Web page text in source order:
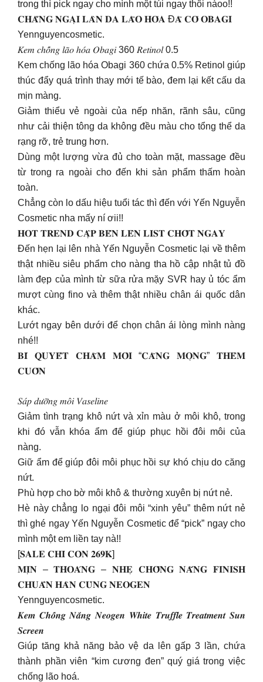
trong thì pick ngay cho mình một túi ngay thôi nàoo!!
𝐂𝐇𝐀̆̉𝐍𝐆 𝐍𝐆𝐀̣𝐈 𝐋𝐀̀𝐍 𝐃𝐀 𝐋𝐀̃𝐎 𝐇𝐎́𝐀 Đ𝐀̃ 𝐂𝐎́ 𝐎𝐁𝐀𝐆𝐈
Yennguyencosmetic.
𝐾𝑒𝑚 𝑐ℎ𝑜̂́𝑛𝑔 𝑙𝑎̃𝑜 ℎ𝑜́𝑎 𝑂𝑏𝑎𝑔𝑖 360 𝑅𝑒𝑡𝑖𝑛𝑜𝑙 0.5
Kem chống lão hóa Obagi 360 chứa 0.5% Retinol giúp
thúc đẩy quá trình thay mới tế bào, đem lại kết cấu da
mịn màng.
Giảm thiểu vẻ ngoài của nếp nhăn, rãnh sâu, cũng
như cải thiện tông da không đều màu cho tổng thể da
rạng rỡ, trẻ trung hơn.
Dùng một lượng vừa đủ cho toàn mặt, massage đều
từ trong ra ngoài cho đến khi sản phẩm thấm hoàn
toàn.
Chẳng còn lo dấu hiệu tuổi tác thì đến với Yến Nguyễn
Cosmetic nha mấy ní ơii!!
𝐇𝐎𝐓 𝐓𝐑𝐄𝐍𝐃 𝐂𝐀̣̂𝐏 𝐁𝐄̂́𝐍 𝐋𝐄̂𝐍 𝐋𝐈𝐒𝐓 𝐂𝐇𝐎̂́𝐓 𝐍𝐆𝐀𝐘 ️
Đến hẹn lại lên nhà Yến Nguyễn Cosmetic lại về thêm
thật nhiều siêu phẩm cho nàng tha hồ cập nhật tủ đồ
làm đẹp của mình từ sữa rửa mặy SVR hay ủ tóc ẩm
mượt cùng fino và thêm thật nhiều chân ái quốc dân
khác.
Lướt ngay bên dưới để chọn chân ái lòng mình nàng
nhé!!
𝐁𝐈́ 𝐐𝐔𝐘𝐄̂́𝐓 𝐂𝐇𝐀̆𝐌 𝐌𝐎̂𝐈 “𝐂𝐀̆𝐍𝐆 𝐌𝐎̣𝐍𝐆” 𝐓𝐇𝐄̂𝐌
𝐂𝐔𝐎̂́𝐍
𝑆𝑎́𝑝 𝑑𝑢̛𝑜̛̃𝑛𝑔 𝑚𝑜̂𝑖 𝑉𝑎𝑠𝑒𝑙𝑖𝑛𝑒
Giảm tình trạng khô nứt và xỉn màu ở môi khô, trong
khi đó vẫn khóa ẩm để giúp phục hồi đôi môi của
nàng.
Giữ ẩm để giúp đôi môi phục hồi sự khó chịu do căng
nứt.
Phù hợp cho bờ môi khô & thường xuyên bị nứt nẻ.
Hè này chẳng lo ngại đôi môi “xinh yêu” thêm nứt nẻ
thì ghé ngay Yến Nguyễn Cosmetic để “pick” ngay cho
mình một em liền tay nà!!
[𝐒𝐀𝐋𝐄 𝐂𝐇𝐈̉ 𝐂𝐎̀𝐍 𝟐𝟔𝟗𝐊]
𝐌𝐈̣𝐍 – 𝐓𝐇𝐎𝐀́𝐍𝐆 – 𝐍𝐇𝐄̣ 𝐂𝐇𝐎̂́𝐍𝐆 𝐍𝐀̆́𝐍𝐆 𝐅𝐈𝐍𝐈𝐒𝐇
𝐂𝐇𝐔𝐀̂̉𝐍 𝐇𝐀̀𝐍 𝐂𝐔̀𝐍𝐆 𝐍𝐄𝐎𝐆𝐄𝐍
Yennguyencosmetic.
𝑲𝒆𝒎 𝑪𝒉𝒐̂́𝒏𝒈 𝑵𝒂̆́𝒏𝒈 𝑵𝒆𝒐𝒈𝒆𝒏 𝑾𝒉𝒊𝒕𝒆 𝑻𝒓𝒖𝒇𝒇𝒍𝒆 𝑻𝒓𝒆𝒂𝒕𝒎𝒆𝒏𝒕 𝑺𝒖𝒏
𝑺𝒄𝒓𝒆𝒆𝒏
Giúp tăng khả năng bảo vệ da lên gấp 3 lần, chứa
thành phần viên “kim cương đen” quý giá trong việc
chống lão hoá.